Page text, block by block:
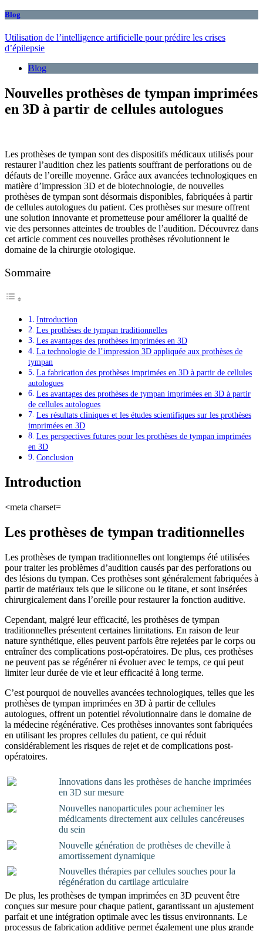
Blog
Utilisation de l’intelligence artificielle pour prédire les crises
d’épilepsie
Blog
Nouvelles prothèses de tympan imprimées
en 3D à partir de cellules autologues
Les prothèses de tympan sont des dispositifs médicaux utilisés pour
restaurer l’audition chez les patients souffrant de perforations ou de
défauts de l’oreille moyenne. Grâce aux avancées technologiques en
matière d’impression 3D et de biotechnologie, de nouvelles
prothèses de tympan sont désormais disponibles, fabriquées à partir
de cellules autologues du patient. Ces prothèses sur mesure offrent
une solution innovante et prometteuse pour améliorer la qualité de
vie des personnes atteintes de troubles de l’audition. Découvrez dans
cet article comment ces nouvelles prothèses révolutionnent le
domaine de la chirurgie otologique.
Sommaire
Introduction
Les prothèses de tympan traditionnelles
Les avantages des prothèses imprimées en 3D
La technologie de l’impression 3D appliquée aux prothèses de
tympan
La fabrication des prothèses imprimées en 3D à partir de cellules
autologues
Les avantages des prothèses de tympan imprimées en 3D à partir
de cellules autologues
Les résultats cliniques et les études scientifiques sur les prothèses
imprimées en 3D
Les perspectives futures pour les prothèses de tympan imprimées
en 3D
Conclusion
Introduction
<meta charset=
Les prothèses de tympan traditionnelles
Les prothèses de tympan traditionnelles ont longtemps été utilisées
pour traiter les problèmes d’audition causés par des perforations ou
des lésions du tympan. Ces prothèses sont généralement fabriquées à
partir de matériaux tels que le silicone ou le titane, et sont insérées
chirurgicalement dans l’oreille pour restaurer la fonction auditive.
Cependant, malgré leur efficacité, les prothèses de tympan
traditionnelles présentent certaines limitations. En raison de leur
nature synthétique, elles peuvent parfois être rejetées par le corps ou
entraîner des complications post-opératoires. De plus, ces prothèses
ne peuvent pas se régénérer ni évoluer avec le temps, ce qui peut
limiter leur durée de vie et leur efficacité à long terme.
C’est pourquoi de nouvelles avancées technologiques, telles que les
prothèses de tympan imprimées en 3D à partir de cellules
autologues, offrent un potentiel révolutionnaire dans le domaine de
la médecine régénérative. Ces prothèses innovantes sont fabriquées
en utilisant les propres cellules du patient, ce qui réduit
considérablement les risques de rejet et de complications post-
opératoires.
Innovations dans les prothèses de hanche imprimées
en 3D sur mesure
Nouvelles nanoparticules pour acheminer les
médicaments directement aux cellules cancéreuses
du sein
Nouvelle génération de prothèses de cheville à
amortissement dynamique
Nouvelles thérapies par cellules souches pour la
régénération du cartilage articulaire
De plus, les prothèses de tympan imprimées en 3D peuvent être
conçues sur mesure pour chaque patient, garantissant un ajustement
parfait et une intégration optimale avec les tissus environnants. Le
processus de fabrication additive permet également une plus grande